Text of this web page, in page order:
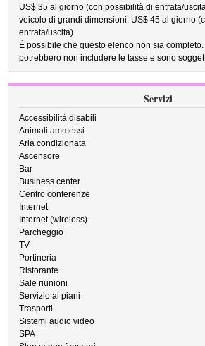
US$ 35 al giorno (con possibilità di entrata/
veicolo di grandi dimensioni: US$ 45 al giorno
entrata/uscita)
È possibile che questo elenco non sia
potrebbero non includere le tasse e sono
Servizi
Accessibilità disabili
Animali ammessi
Aria condizionata
Ascensore
Bar
Business center
Centro conferenze
Internet
Internet (wireless)
Parcheggio
TV
Portineria
Ristorante
Sale riunioni
Servizio ai piani
Trasporti
Sistemi audio video
SPA